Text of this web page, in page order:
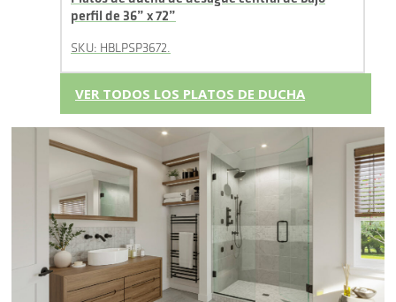
perfil de 36” x 72”
SKU: HBLPSP3672.
VER TODOS LOS PLATOS DE DUCHA